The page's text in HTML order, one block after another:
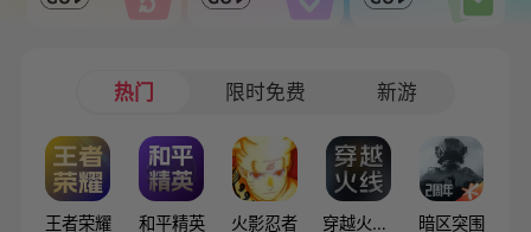
热门 限时免费 新游
王者荣耀 和平精英 火影忍者 穿越火线：枪战王者 暗区突围